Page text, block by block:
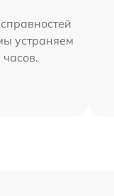
устраняем
часов.